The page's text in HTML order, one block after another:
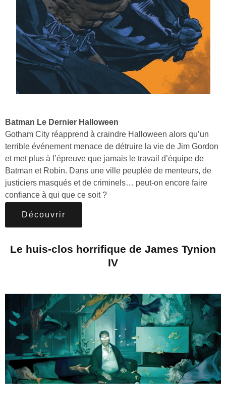
Batman Le Dernier Halloween
Gotham City réapprend à craindre Halloween alors qu’un
terrible événement menace de détruire la vie de Jim Gordon
et met plus à l’épreuve que jamais le travail d’équipe de
Batman et Robin. Dans une ville peuplée de menteurs, de
justiciers masqués et de criminels… peut-on encore faire
confiance à qui que ce soit ?
Découvrir
Le huis-clos horrifique de James Tynion
IV